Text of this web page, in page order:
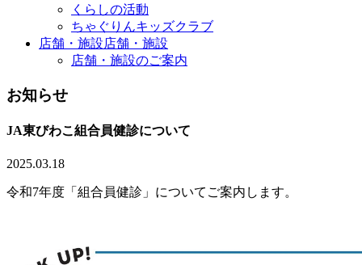
くらしの活動
ちゃぐりんキッズクラブ
店舗・施設店舗・施設
店舗・施設のご案内
お知らせ
JA東びわこ組合員健診について
2025.03.18
令和7年度「組合員健診」についてご案内します。